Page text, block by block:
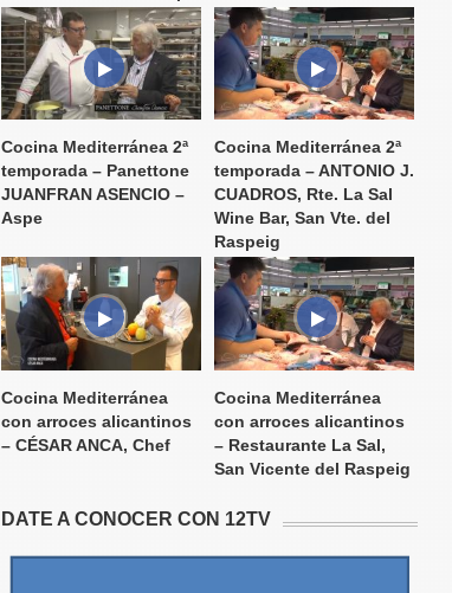
Cocina Mediterránea 2ª
temporada – Panettone
JUANFRAN ASENCIO –
Aspe
Cocina Mediterránea 2ª
temporada – ANTONIO J.
CUADROS, Rte. La Sal
Wine Bar, San Vte. del
Raspeig
Cocina Mediterránea
con arroces alicantinos
– CÉSAR ANCA, Chef
Cocina Mediterránea
con arroces alicantinos
– Restaurante La Sal,
San Vicente del Raspeig
DATE A CONOCER CON 12TV